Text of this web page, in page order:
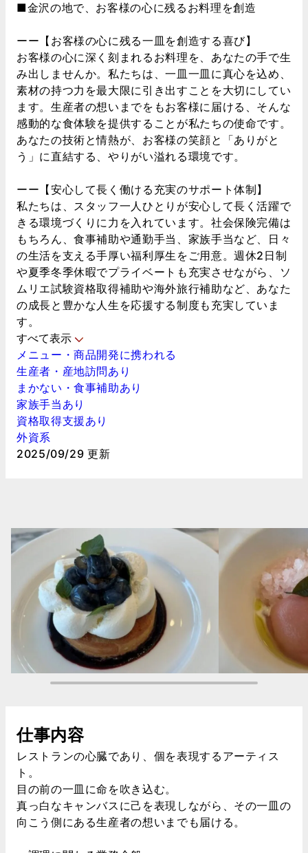
■金沢の地で、お客様の心に残るお料理を創造
ーー【お客様の心に残る一皿を創造する喜び】
お客様の心に深く刻まれるお料理を、あなたの手で生
み出しませんか。私たちは、一皿一皿に真心を込め、
素材の持つ力を最大限に引き出すことを大切にしてい
ます。生産者の想いまでをもお客様に届ける、そんな
感動的な食体験を提供することが私たちの使命です。
あなたの技術と情熱が、お客様の笑顔と「ありがと
う」に直結する、やりがい溢れる環境です。
ーー【安心して長く働ける充実のサポート体制】
私たちは、スタッフ一人ひとりが安心して長く活躍で
きる環境づくりに力を入れています。社会保険完備は
もちろん、食事補助や通勤手当、家族手当など、日々
の生活を支える手厚い福利厚生をご用意。週休2日制
や夏季冬季休暇でプライベートも充実させながら、ソ
ムリエ試験資格取得補助や海外旅行補助など、あなた
の成長と豊かな人生を応援する制度も充実していま
す。
すべて表示
メニュー・商品開発に携われる
生産者・産地訪問あり
まかない・食事補助あり
家族手当あり
資格取得支援あり
外資系
2025/09/29 更新
仕事内容
レストランの心臓であり、個を表現するアーティス
ト。
目の前の一皿に命を吹き込む。
真っ白なキャンバスに己を表現しながら、その一皿の
向こう側にある生産者の想いまでも届ける。